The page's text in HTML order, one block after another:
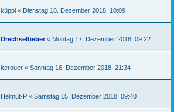
küppi « Dienstag 18. Dezember 2018, 10:09
Drechselfieber « Montag 17. Dezember 2018, 09:22
kerouer « Sonntag 16. Dezember 2018, 21:34
Helmut-P « Samstag 15. Dezember 2018, 09:40